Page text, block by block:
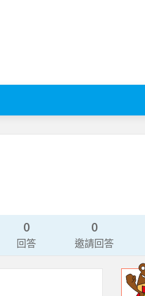
0
回答
0
邀請回答